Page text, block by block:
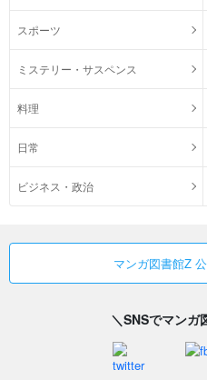
スポーツ
ミステリー・サスペンス
料理
日常
ビジネス・政治
マンガ図書館Z
＼SNSでマンガ